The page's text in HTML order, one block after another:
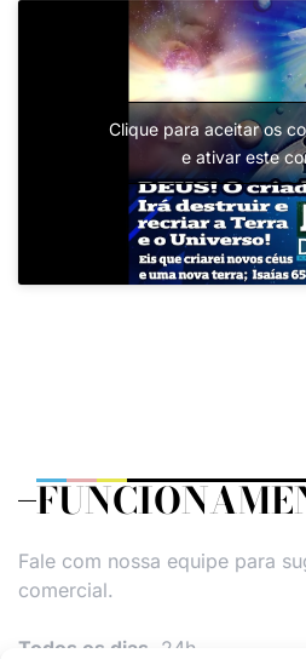
Clique para aceitar os
e ativar este
Fale com nossa equipe para
comercial.
Todos os dias, 24h.